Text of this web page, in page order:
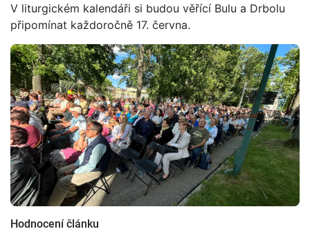
V liturgickém kalendáři si budou věřící Bulu a Drbolu
připomínat každoročně 17. června.
Hodnocení článku